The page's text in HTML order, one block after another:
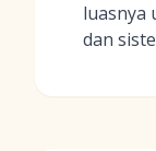
luasnya
dan